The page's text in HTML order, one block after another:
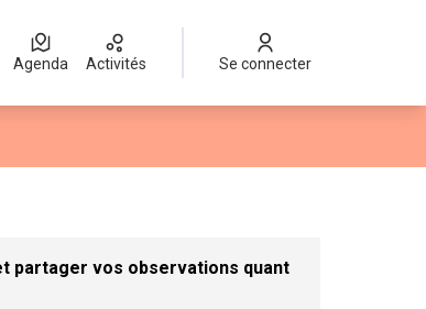
Agenda Activités Se connecter
partager vos observations quant